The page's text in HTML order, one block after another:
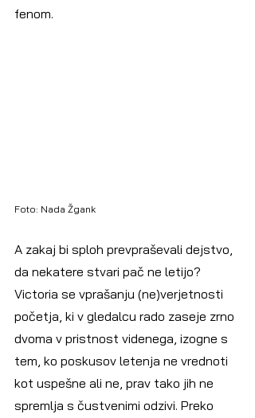
fenom.
Foto: Nada Žgank
A zakaj bi sploh prevpraševali dejstvo,
da nekatere stvari pač ne letijo?
Victoria se vprašanju (ne)verjetnosti
početja, ki v gledalcu rado zaseje zrno
dvoma v pristnost videnega, izogne s
tem, ko poskusov letenja ne vrednoti
kot uspešne ali ne, prav tako jih ne
spremlja s čustvenimi odzivi. Preko